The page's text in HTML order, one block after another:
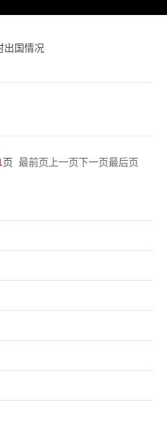
出国情况
页 最前页 上一页下一页最后页